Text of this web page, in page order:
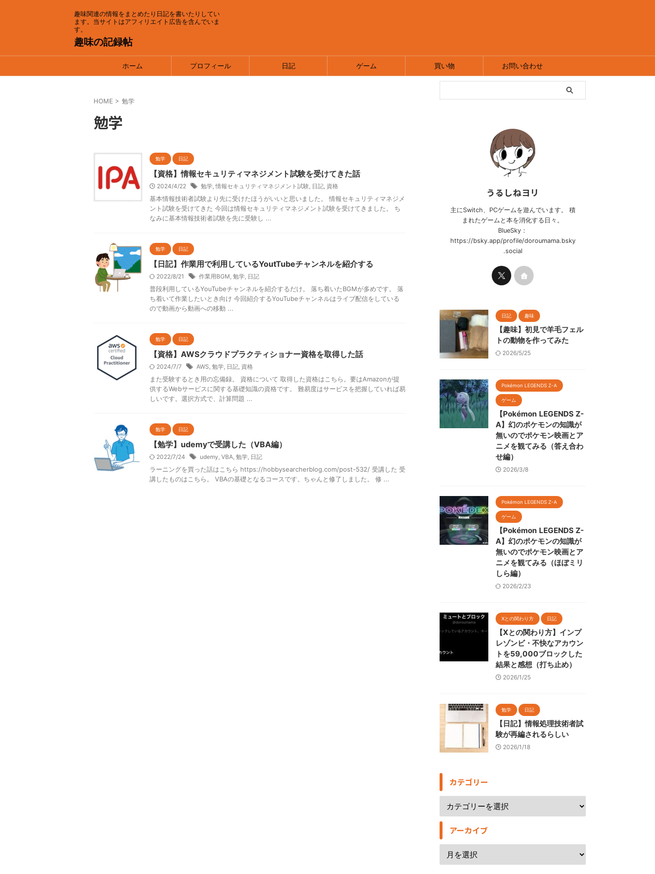
趣味関連の情報をまとめたり日記を書いたりしてい
ます。当サイトはアフィリエイト広告を含んでいま
す。
趣味の記録帖
ホーム プロフィール 日記 ゲーム 買い物 お問い合わせ
HOME > 勉学
勉学
勉学 日記
【資格】情報セキュリティマネジメント試験を受けてきた話
2024/4/22 勉学, 情報セキュリティマネジメント試験, 日記, 資格
基本情報技術者試験より先に受けたほうがいいと思いました。 情報セキュリティマネジメ
ント試験を受けてきた 今回は情報セキュリティマネジメント試験を受けてきました。 ち
なみに基本情報技術者試験を先に受験し ...
勉学 日記
【日記】作業用で利用しているYoutTubeチャンネルを紹介する
2022/8/21 作業用BGM, 勉学, 日記
普段利用しているYouTubeチャンネルを紹介するだけ。 落ち着いたBGMが多めです。 落
ち着いて作業したいとき向け 今回紹介するYouTubeチャンネルはライブ配信をしている
ので動画から動画への移動 ...
勉学 日記
【資格】AWSクラウドプラクティショナー資格を取得した話
2024/7/7 AWS, 勉学, 日記, 資格
また受験するとき用の忘備録。 資格について 取得した資格はこちら。要はAmazonが提
供するWebサービスに関する基礎知識の資格です。 難易度はサービスを把握していれば易
しいです。選択方式で、計算問題 ...
勉学 日記
【勉学】udemyで受講した（VBA編）
2022/7/24 udemy, VBA, 勉学, 日記
ラーニングを買った話はこちら https://hobbysearcherblog.com/post-532/ 受講した 受
講したものはこちら。 VBAの基礎となるコースです。ちゃんと修了しました。 修 ...
うるしねヨリ
主にSwitch、PCゲームを遊んでいます。 積
まれたゲームと本を消化する日々。
BlueSky：
https://bsky.app/profile/doroumama.bsky
.social
日記 趣味
【趣味】初見で羊毛フェル
トの動物を作ってみた
2026/5/25
Pokémon LEGENDS Z-A
ゲーム
【Pokémon LEGENDS Z-
A】幻のポケモンの知識が
無いのでポケモン映画とア
ニメを観てみる（答え合わ
せ編）
2026/3/8
Pokémon LEGENDS Z-A
ゲーム
【Pokémon LEGENDS Z-
A】幻のポケモンの知識が
無いのでポケモン映画とア
ニメを観てみる（ほぼミリ
しら編）
2026/2/23
Xとの関わり方 日記
【Xとの関わり方】インプ
レゾンビ・不快なアカウン
トを59,000ブロックした
結果と感想（打ち止め）
2026/1/25
勉学 日記
【日記】情報処理技術者試
験が再編されるらしい
2026/1/18
カテゴリー
アーカイブ